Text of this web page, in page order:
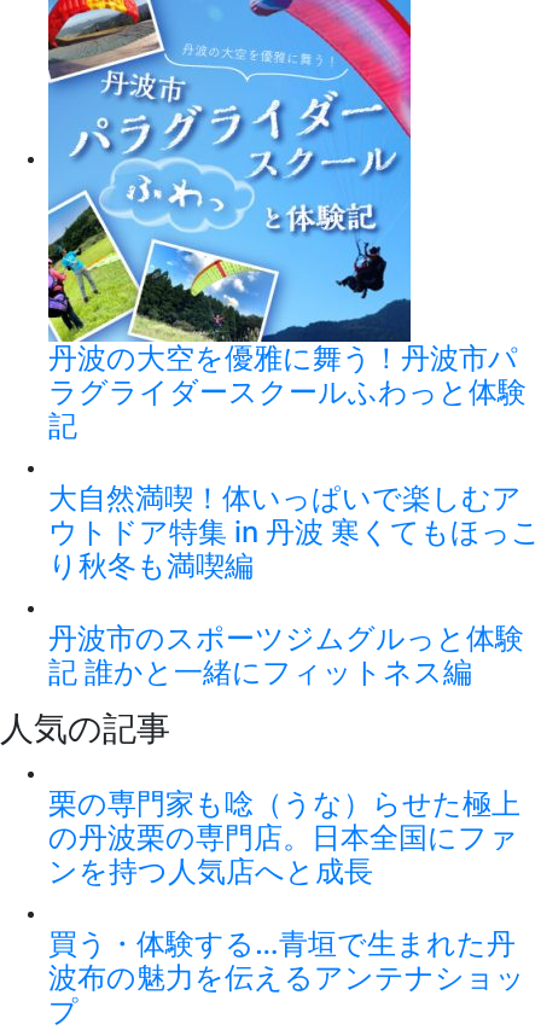
丹波の大空を優雅に舞う！丹波市パ
ラグライダースクールふわっと体験
記
大自然満喫！体いっぱいで楽しむア
ウトドア特集 in 丹波 寒くてもほっこ
り秋冬も満喫編
丹波市のスポーツジムグルっと体験
記 誰かと一緒にフィットネス編
人気の記事
栗の専門家も唸（うな）らせた極上
の丹波栗の専門店。日本全国にファ
ンを持つ人気店へと成長
買う・体験する…青垣で生まれた丹
波布の魅力を伝えるアンテナショッ
プ